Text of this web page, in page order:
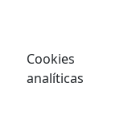
Cookies
analíticas